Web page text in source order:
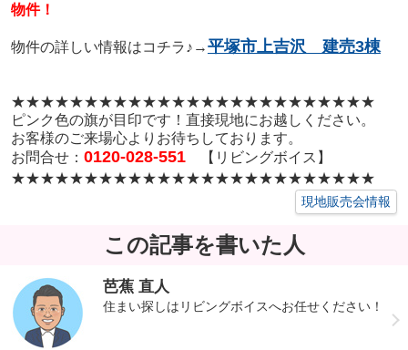
物件！
物件の詳しい情報はコチラ♪→平塚市上吉沢 建売3棟
★★★★★★★★★★★★★★★★★★★★★★★★★
ピンク色の旗が目印です！直接現地にお越しください。
お客様のご来場心よりお待ちしております。
お問合せ： 0120-028-551【リビングボイス】
★★★★★★★★★★★★★★★★★★★★★★★★★
現地販売会情報
この記事を書いた人
芭蕉 直人
住まい探しはリビングボイスへお任せください！